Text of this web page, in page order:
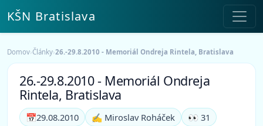
KŠN Bratislava
Domov›Články›26.-29.8.2010 - Memoriál Ondreja Rintela, Bratislava
26.-29.8.2010 - Memoriál Ondreja
Rintela, Bratislava
📅29.08.2010 ✍️ Miroslav Roháček
👀 31